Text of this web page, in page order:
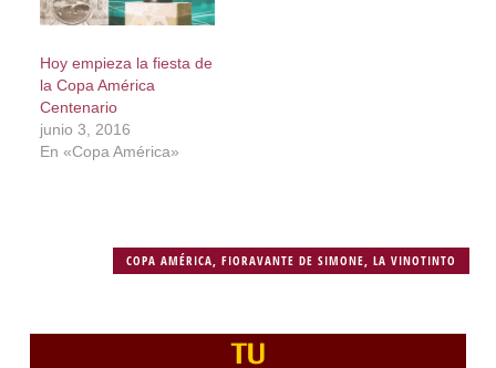
Hoy empieza la fiesta de
la Copa América
Centenario
junio 3, 2016
En «Copa América»
COPA AMÉRICA ,FIORAVANTE DE SIMONE ,LA VINOTINTO